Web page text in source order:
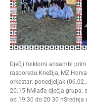
Dječji folklorni ansambl
rasporedu:Knežija, MZ
orkestar: ponedjeljak
20:15 hMlađa dječja grupa:
od 19:30 do 20:30 hSrednja